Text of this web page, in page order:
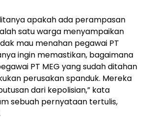
apakah ada perampasan
satu warga menyampaikan
mau menahan pegawai PT
ingin memastikan, bagaimana
PT MEG yang sudah ditahan
perusakan spanduk. Mereka
dari kepolisian,” kata
sebuah pernyataan tertulis,